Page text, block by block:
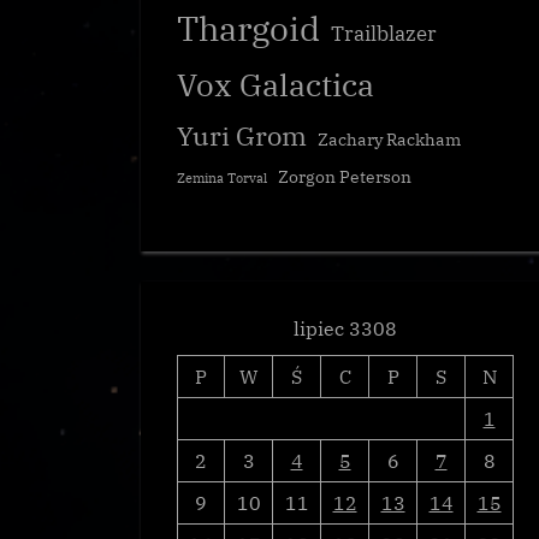
Thargoid Trailblazer
Vox Galactica
Yuri Grom Zachary Rackham
Zemina Torval Zorgon Peterson
lipiec 3308
P
W Ś C P S
N
1
2
3 4 5 6 7
8
9
10 11 12 13 14
15